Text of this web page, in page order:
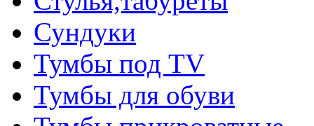
Сундуки
Тумбы под TV
Тумбы для обуви